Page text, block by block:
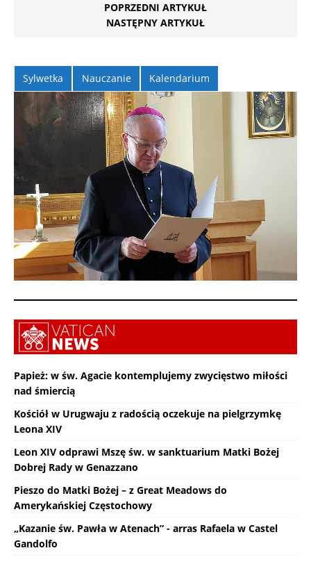
POPRZEDNI ARTYKUŁ
NASTĘPNY ARTYKUŁ
Sylwetka Nauczanie Kalendarium
Papież: w św. Agacie kontemplujemy zwycięstwo miłości
nad śmiercią
Kościół w Urugwaju z radością oczekuje na pielgrzymkę
Leona XIV
Leon XIV odprawi Mszę św. w sanktuarium Matki Bożej
Dobrej Rady w Genazzano
Pieszo do Matki Bożej – z Great Meadows do
Amerykańskiej Częstochowy
„Kazanie św. Pawła w Atenach” - arras Rafaela w Castel
Gandolfo